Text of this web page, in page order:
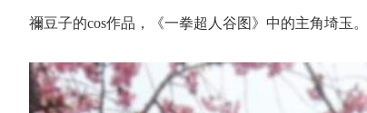
禰豆子的cos作品，《一拳超人谷图》中的主角埼玉